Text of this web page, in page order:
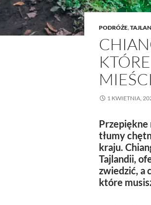
PODRÓŻE,
1 KWIETNIA,
Przepiękne
tłumy
kraju.
Tajlandii,
zwiedzić, a
które